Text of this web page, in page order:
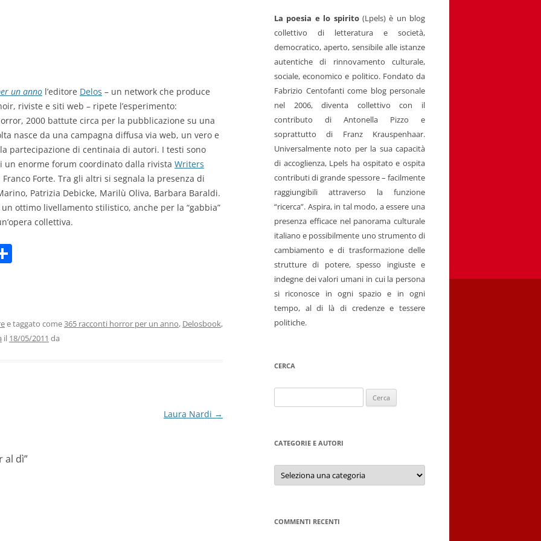
MARINO MAGLIANI
MATTEO TELARA
MONICA MAZZITELLI
PASQUALE VITAGLIANO
RICCARDO FERRAZZI
un anno l’editore Delos – un network che produce
riviste e siti web – ripete l’esperimento:
2000 battute circa per la pubblicazione su una
nasce da una campagna diffusa via web, un vero e
partecipazione di centinaia di autori. I testi sono
un enorme forum coordinato dalla rivista Writers
Forte. Tra gli altri si segnala la presenza di
Patrizia Debicke, Marilù Oliva, Barbara Baraldi.
ottimo livellamento stilistico, anche per la “gabbia”
collettiva.
vi
di
e taggato come365 racconti horror per un anno, Delosbook,
il 18/05/2011 da
Laura Nardi →
al dì”
La poesia e lo spirito(Lpels) è un blog
collettivo di letteratura e società,
democratico, aperto, sensibile alle istanze
autentiche di rinnovamento culturale,
sociale, economico e politico. Fondato da
Fabrizio Centofanti come blog personale
nel 2006, diventa collettivo con il
contributo di Antonella Pizzo e
soprattutto di Franz Krauspenhaar.
Universalmente noto per la sua capacità
di accoglienza, Lpels ha ospitato e ospita
contributi di grande spessore – facilmente
raggiungibili attraverso la funzione
“ricerca”. Aspira, in tal modo, a essere una
presenza efficace nel panorama culturale
italiano e possibilmente uno strumento di
cambiamento e di trasformazione delle
strutture di potere, spesso ingiuste e
indegne dei valori umani in cui la persona
si riconosce in ogni spazio e in ogni
tempo, al di là di credenze e tessere
politiche.
CERCA
per:
CATEGORIE E AUTORI
Categorie
autori
COMMENTI RECENTI